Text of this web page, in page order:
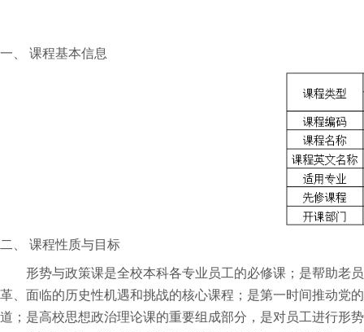
一、 课程基本信息
二、 课程性质与目标
形势与政策课是全校本科各专业员工的必修课；是帮助老
革、面临的历史性机遇和挑战的核心课程；是第一时间推动党
道；是高校思想政治理论课的重要组成部分，是对员工进行形